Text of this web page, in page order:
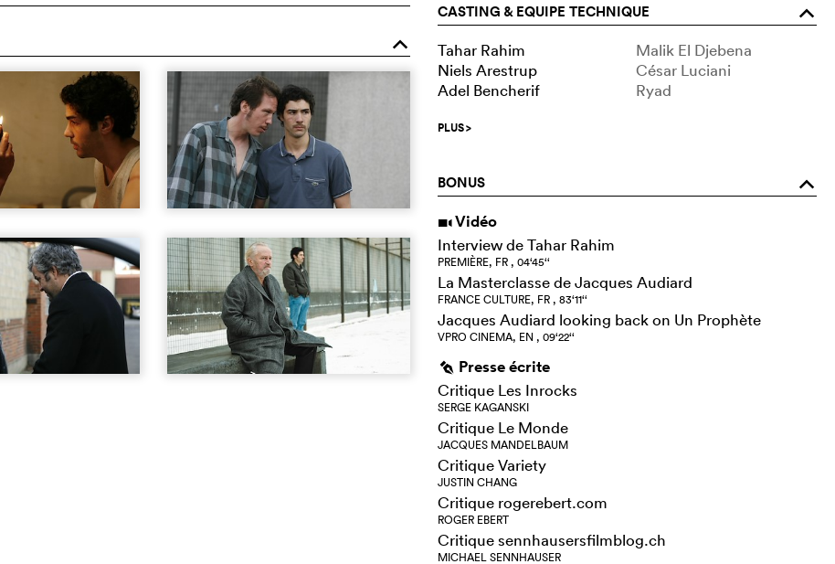
o
CASTING & EQUIPE TECHNIQUE o
Tahar Rahim
Malik El Djebena
Niels Arestrup
César Luciani
Adel Bencherif
Ryad
PLUS>
BONUS o
i Vidéo
Interview de Tahar Rahim
PREMIÈRE, FR , 04‘45‘‘
La Masterclasse de Jacques Audiard
FRANCE CULTURE, FR , 83‘11‘‘
Jacques Audiard looking back on Un Prophète
VPRO CINEMA, EN , 09‘22‘‘
g Presse écrite
Critique Les Inrocks
SERGE KAGANSKI
Critique Le Monde
JACQUES MANDELBAUM
Critique Variety
JUSTIN CHANG
Critique rogerebert.com
ROGER EBERT
Critique sennhausersfilmblog.ch
MICHAEL SENNHAUSER